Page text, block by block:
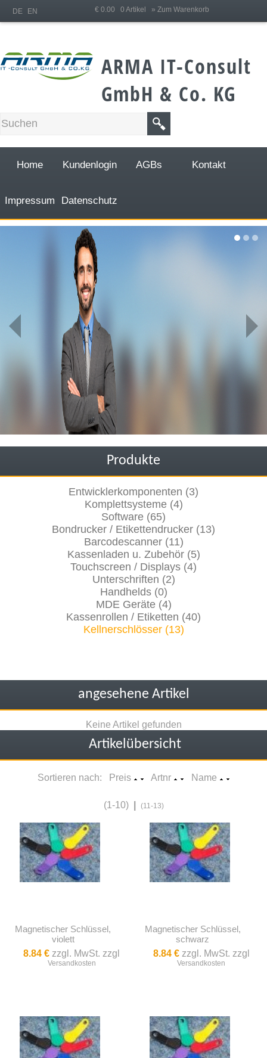
€ 0.00 0 Artikel » Zum Warenkorb
DE EN
ARMA IT-Consult
GmbH & Co. KG
Home Kundenlogin AGBs Kontakt
Impressum Datenschutz
Produkte
Entwicklerkomponenten (3)
Komplettsysteme (4)
Software (65)
Bondrucker / Etikettendrucker (13)
Barcodescanner (11)
Kassenladen u. Zubehör (5)
Touchscreen / Displays (4)
Unterschriften (2)
Handhelds (0)
MDE Geräte (4)
Kassenrollen / Etiketten (40)
Kellnerschlösser (13)
angesehene Artikel
Keine Artikel gefunden
Artikelübersicht
Sortieren nach: Preis Artnr Name
(1-10) (11-13)
Magnetischer Schlüssel,
violett
8.84 € zzgl. MwSt. zzgl
Versandkosten
Magnetischer Schlüssel,
schwarz
8.84 €zzgl. MwSt. zzgl
Versandkosten